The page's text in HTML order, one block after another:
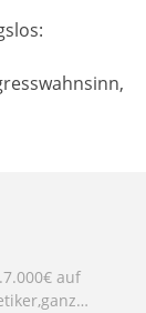
auf